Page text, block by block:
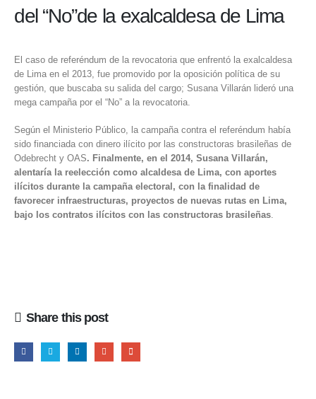
del “No”de la exalcaldesa de Lima
El caso de referéndum de la revocatoria que enfrentó la exalcaldesa
de Lima en el 2013, fue promovido por la oposición política de su
gestión, que buscaba su salida del cargo; Susana Villarán lideró una
mega campaña por el “No” a la revocatoria.
Según el Ministerio Público, la campaña contra el referéndum había
sido financiada con dinero ilícito por las constructoras brasileñas de
Odebrecht y OAS. Finalmente, en el 2014, Susana Villarán,
alentaría la reelección como alcaldesa de Lima, con aportes
ilícitos durante la campaña electoral, con la finalidad de
favorecer infraestructuras, proyectos de nuevas rutas en Lima,
bajo los contratos ilícitos con las constructoras brasileñas
Share this post